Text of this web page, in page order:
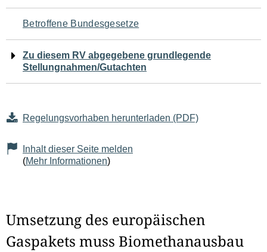
Betroffene Bundesgesetze
Zu diesem RV abgegebene grundlegende
Stellungnahmen/Gutachten
Regelungsvorhaben herunterladen (PDF)
Inhalt dieser Seite melden
(Mehr Informationen)
Umsetzung des europäischen
Gaspakets muss Biomethanausbau